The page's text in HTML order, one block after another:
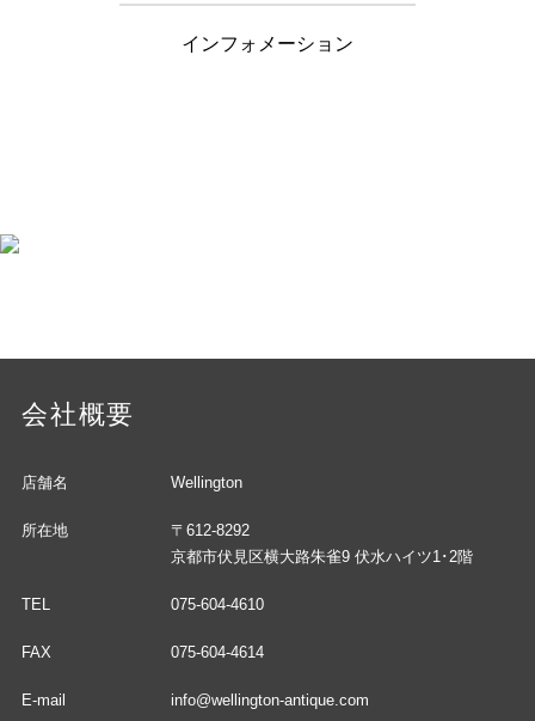
インフォメーション
会社概要
店舗名 Wellington
所在地
〒612-8292
京都市伏見区横大路朱雀9 伏水ハイツ1･2階
TEL 075-604-4610
FAX 075-604-4614
E-mail info@wellington-antique.com